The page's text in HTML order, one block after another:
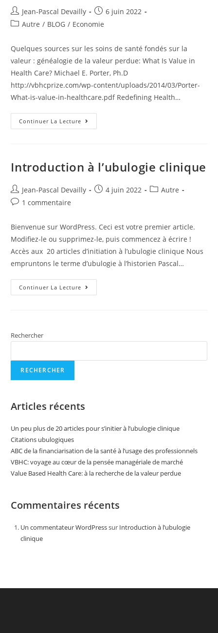
Jean-Pascal Devailly
6 juin 2022
Autre / BLOG / Economie
Quelques sources sur les soins de santé fondés sur la
valeur : généalogie de la valeur perdue: What Is Value in
Health Care? Michael E. Porter, Ph.D
http://vbhcprize.com/wp-content/uploads/2014/03/Porter-
What-is-value-in-healthcare.pdf Redefining Health…
Continuer La Lecture
Introduction à l’ubulogie clinique
Jean-Pascal Devailly 4 juin 2022
Autre
1 commentaire
Bienvenue sur WordPress. Ceci est votre premier article.
Modifiez-le ou supprimez-le, puis commencez à écrire !
Accès aux 20 articles d’initiation à l’ubulogie clinique Nous
empruntons le terme d’ubulogie à l’historien Pascal…
Continuer La Lecture
Rechercher
RECHERCHER
Articles récents
Un peu plus de 20 articles pour s’initier à l’ubulogie clinique
Citations ubulogiques
ABC de la financiarisation de la santé à l’usage des professionnels
VBHC: voyage au cœur de la pensée managériale de marché
Value Based Health Care: à la recherche de la valeur perdue
Commentaires récents
Un commentateur WordPresssur Introduction à l’ubulogie
clinique